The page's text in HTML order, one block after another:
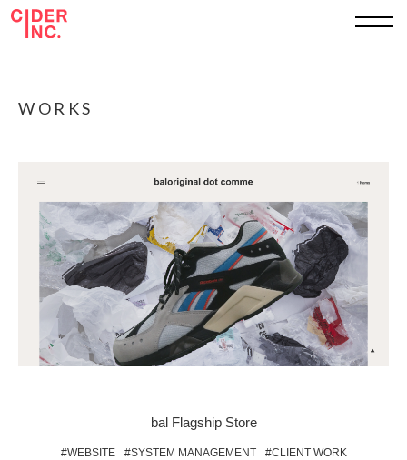
WORKS
SERVICE
SHEET
RECRUIT
WORKS
bal Flagship Store
#WEBSITE #SYSTEM MANAGEMENT
#CLIENT WORK